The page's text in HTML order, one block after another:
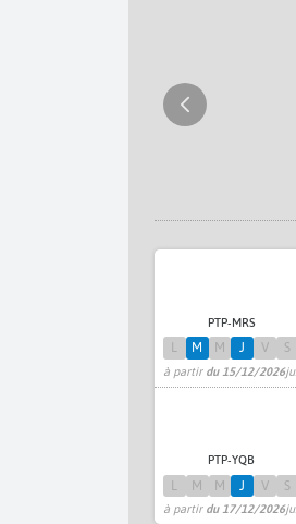
PTP-MRS
à partir du 15/12/2026
L M M J V S
PTP-YQB
à partir du 17/12/2026
L M M J V S